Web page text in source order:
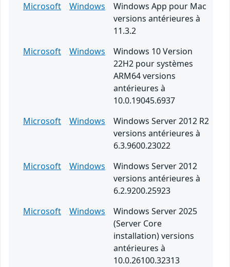
Microsoft
Windows
Windows App pour Mac
versions antérieures à
11.3.2
Microsoft
Windows
Windows 10 Version
22H2 pour systèmes
ARM64 versions
antérieures à
10.0.19045.6937
Microsoft
Windows
Windows Server 2012 R2
versions antérieures à
6.3.9600.23022
Microsoft
Windows
Windows Server 2012
versions antérieures à
6.2.9200.25923
Microsoft
Windows
Windows Server 2025
(Server Core
installation) versions
antérieures à
10.0.26100.32313